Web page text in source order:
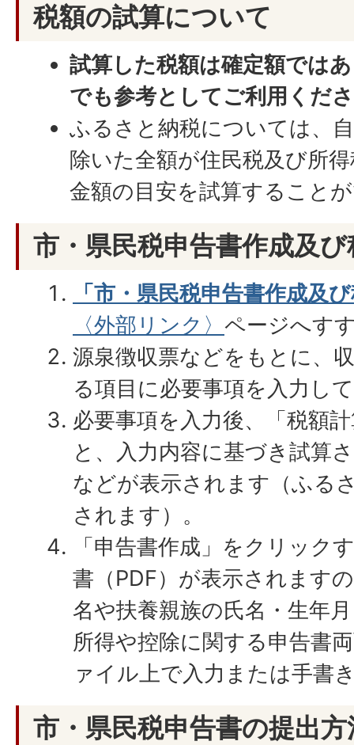
税額の試算について
試算した税額は確定額では
でも参考としてご利用くだ
ふるさと納税については、
除いた全額が住民税及び所
金額の目安を試算すること
市・県民税申告書作成及
「市・県民税申告書作成及
〈外部リンク〉 ページへす
源泉徴収票などをもとに、
る項目に必要事項を入力し
必要事項を入力後、「税額
と、入力内容に基づき試算
などが表示されます（ふる
されます）。
「申告書作成」をクリック
書（PDF）が表示されます
名や扶養親族の氏名・生年
所得や控除に関する申告書
ァイル上で入力または手書
市・県民税申告書の提出方